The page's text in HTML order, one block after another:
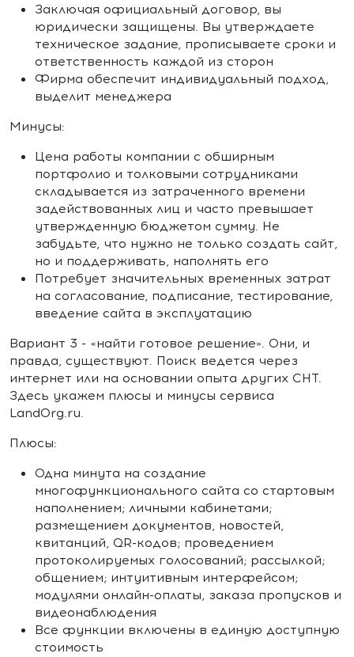
Заключая официальный договор, вы
юридически защищены. Вы утверждаете
техническое задание, прописываете сроки и
ответственность каждой из сторон
Фирма обеспечит индивидуальный подход,
выделит менеджера
Минусы:
Цена работы компании с обширным
портфолио и толковыми сотрудниками
складывается из затраченного времени
задействованных лиц и часто превышает
утвержденную бюджетом сумму. Не
забудьте, что нужно не только создать сайт,
но и поддерживать, наполнять его
Потребует значительных временных затрат
на согласование, подписание, тестирование,
введение сайта в эксплуатацию
Вариант 3 - «найти готовое решение». Они, и
правда, существуют. Поиск ведется через
интернет или на основании опыта других СНТ.
Здесь укажем плюсы и минусы сервиса
LandOrg.ru.
Плюсы:
Одна минута на создание
многофункционального сайта со стартовым
наполнением; личными кабинетами;
размещением документов, новостей,
квитанций, QR-кодов; проведением
протоколируемых голосований; рассылкой;
общением; интуитивным интерфейсом;
модулями онлайн-оплаты, заказа пропусков и
видеонаблюдения
Все функции включены в единую доступную
стоимость